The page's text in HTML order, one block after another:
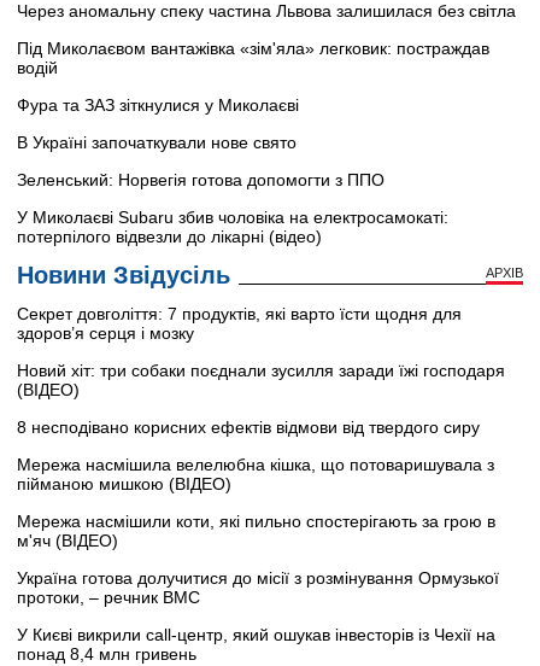
Через аномальну спеку частина Львова залишилася без світла
Під Миколаєвом вантажівка «зім'яла» легковик: постраждав
водій
Фура та ЗАЗ зіткнулися у Миколаєві
В Україні започаткували нове свято
Зеленський: Норвегія готова допомогти з ППО
У Миколаєві Subaru збив чоловіка на електросамокаті:
потерпілого відвезли до лікарні (відео)
Новини Звідусіль АРХІВ
Секрет довголіття: 7 продуктів, які варто їсти щодня для
здоров’я серця і мозку
Новий хіт: три собаки поєднали зусилля заради їжі господаря
(ВІДЕО)
8 несподівано корисних ефектів відмови від твердого сиру
Мережа насмішила велелюбна кішка, що потоваришувала з
пійманою мишкою (ВІДЕО)
Мережа насмішили коти, які пильно спостерігають за грою в
м'яч (ВІДЕО)
Україна готова долучитися до місії з розмінування Ормузької
протоки, – речник ВМС
У Києві викрили call-центр, який ошукав інвесторів із Чехії на
понад 8,4 млн гривень